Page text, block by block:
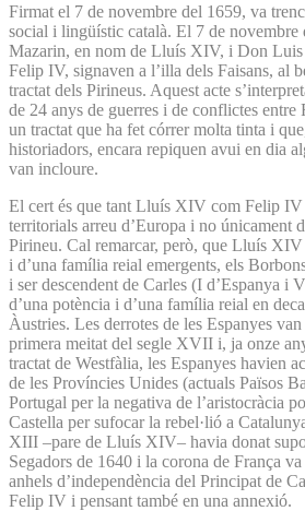
Firmat el 7 de novembre del 1659, va
social i lingüístic català. El 7 de novembre
Mazarin, en nom de Lluís XIV, i Don Luis
Felip IV, signaven a l’illa dels Faisans, al
tractat dels Pirineus. Aquest acte
de 24 anys de guerres i de conflictes entre
un tractat que ha fet córrer molta tinta i
historiadors, encara repiquen avui en dia
van incloure.
El cert és que tant Lluís XIV com Felip IV
territorials arreu d’Europa i no únicament
Pirineu. Cal remarcar, però, que Lluís XIV
i d’una família reial emergents, els
i ser descendent de Carles (I d’Espanya i
d’una potència i d’una família reial en
Àustries. Les derrotes de les Espanyes
primera meitat del segle XVII i, ja onze
tractat de Westfàlia, les Espanyes havien
de les Províncies Unides (actuals Països
Portugal per la negativa de l’aristocràcia
Castella per sufocar la rebel·lió a
XIII –pare de Lluís XIV– havia donat
Segadors de 1640 i la corona de França
anhels d’independència del Principat de
Felip IV i pensant també en una annexió.